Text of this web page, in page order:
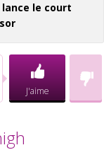
le court
J'aime